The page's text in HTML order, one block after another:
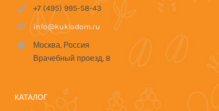
+7 (495) 995-58-43
info@kukladom.ru
Москва, Россия
Врачебный проезд, 8
КАТАЛОГ